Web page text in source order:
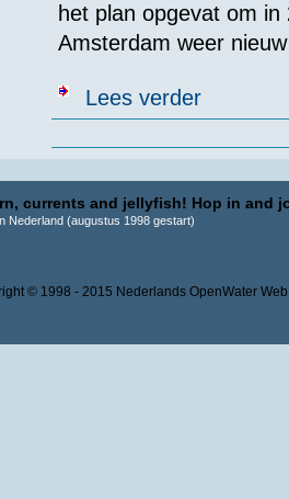
het plan opgevat om
Amsterdam weer
Lees verderover
currents and jellyfish! Hop in and
Nederland (augustus 1998 gestart)
© 1998 - 2015 Nederlands OpenWater